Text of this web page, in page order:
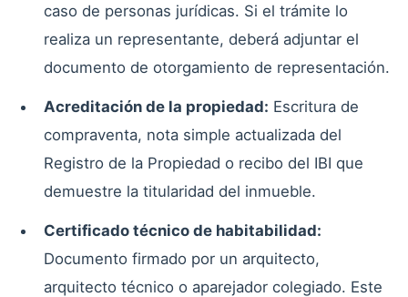
caso de personas jurídicas. Si el trámite lo
realiza un representante, deberá adjuntar el
documento de otorgamiento de representación.
Acreditación de la propiedad: Escritura de
compraventa, nota simple actualizada del
Registro de la Propiedad o recibo del IBI que
demuestre la titularidad del inmueble.
Certificado técnico de habitabilidad:
Documento firmado por un arquitecto,
arquitecto técnico o aparejador colegiado. Este